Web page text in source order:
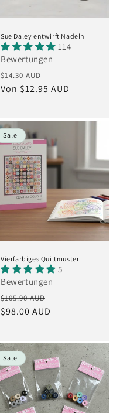
Sue Daley entwirft Nadeln
114
Bewertungen
Normaler
Preis
$14.30 AUD
Von $12.95 AUD
Sale
Vierfarbiges Quiltmuster
5
Bewertungen
Normaler
Preis
$105.90 AUD
$98.00 AUD
Sale